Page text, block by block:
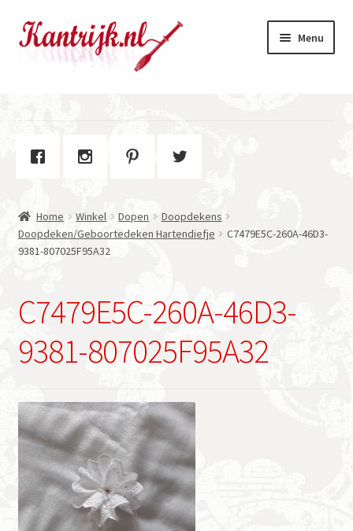
Ga
door
Ga
naar
Menu
Contact
Home Winkel Dopen
Doopdekens
Doopdeken/Geboortedeken Hartendiefje
C7479E5C-260A-46D3-
9381-807025F95A32
C7479E5C-260A-46D3-
9381-807025F95A32